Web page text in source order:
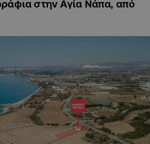
στην Αγία Νάπα, από